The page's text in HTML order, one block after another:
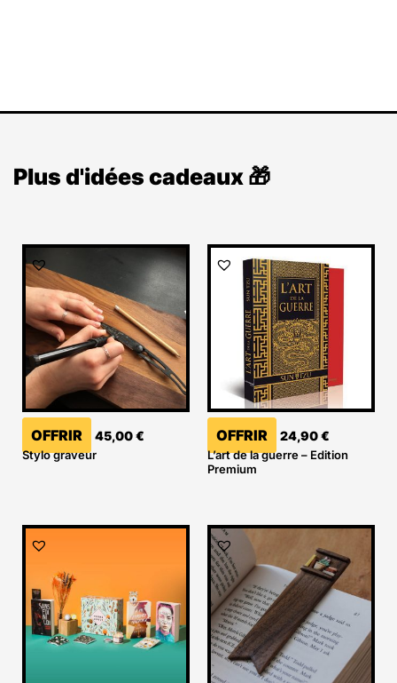
Plus d'idées cadeaux 🎁
OFFRIR 45,00€
Stylo graveur
OFFRIR 24,90€
L’art de la guerre – Edition
Premium